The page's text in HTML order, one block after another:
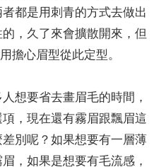
都是用刺青的方式去做出
，久了來會擴散開來，但
擔心眉型從此定型。
想要省去畫眉毛的時間，
，現在還有霧眉跟飄眉這
別呢？如果想要有一層薄
，如果是想要有毛流感，